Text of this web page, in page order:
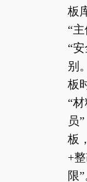
板
“
“
别
板
“
员
板
+
限